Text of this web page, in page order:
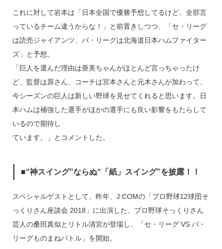
これに対して岩本は「日本全国で優勝予想してるけど、全部言
っているチーム違うからな！」と前置きしつつ、「セ・リーグ
は読売ジャイアンツ、パ・リーグは北海道日本ハムファイター
ズ」と予想。
「巨人を選んだ理由は亜美ちゃんがほとんど言っちゃったけ
ど、監督は原さん、コーチは宮本さんと元木さんが加わって、
今シーズンの巨人は新しい野球を見せてくれると思います。日
本ハムは補強した選手がほかの選手にも良い影響をもたらして
いるので期待し
ています。」とコメントした。
■“神スイング”ならぬ“「紙」スイング”を披露！！
スペシャルゲストとして、昨年、J:COMの「プロ野球12球団そ
っくりさん座談会 2018」に出演した、プロ野球そっくりさん
芸人の桑田真似とリトル清宮が登場し、「セ・リーグ VS パ・
リーグものまねバトル」を開始。